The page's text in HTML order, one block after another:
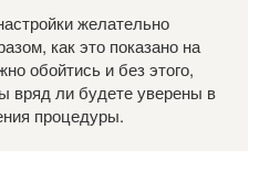
желательно
как это показано на
обойтись и без этого,
вряд ли будете уверены в
процедуры.